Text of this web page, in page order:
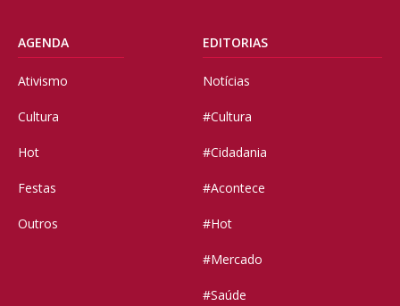
AGENDA
Ativismo
Cultura
Hot
Festas
Outros
EDITORIAS
Notícias
#Cultura
#Cidadania
#Acontece
#Hot
#Mercado
#Saúde